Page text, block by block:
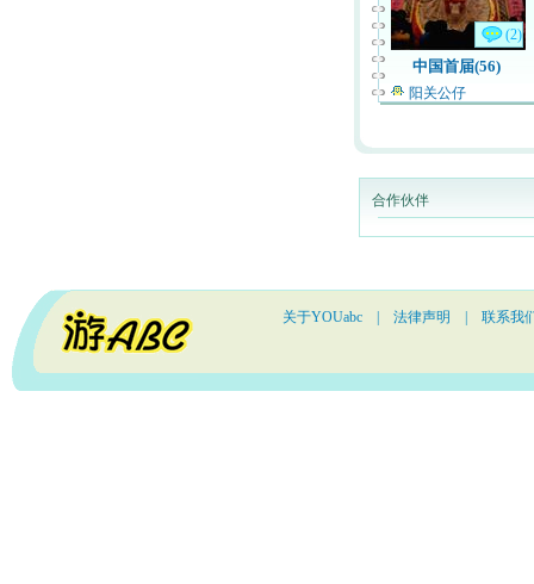
(2)
中国首届(56)
阳关公仔
合作伙伴
关于YOUabc 法律声明 联系我